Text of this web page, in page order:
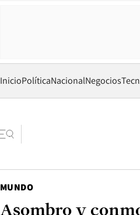
InicioPolíticaNacionalNegocios
MUNDO
Asombro y